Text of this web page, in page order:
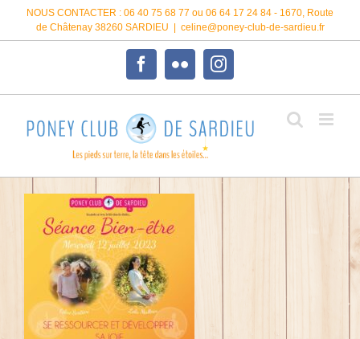
Passer
contenu
NOUS CONTACTER : 06 40 75 68 77 ou 06 64 17 24 84 - 1670, Route
de Châtenay 38260 SARDIEU
celine@poney-club-de-sardieu.fr
FacebookFlickrInstagram